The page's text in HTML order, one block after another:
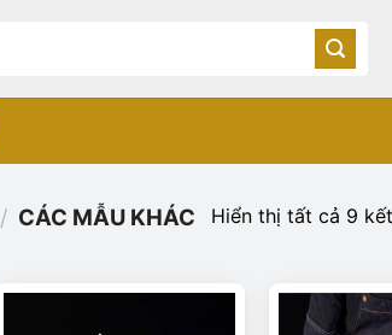
/ CÁC MẪU KHÁC Hiển thị tất cả 9